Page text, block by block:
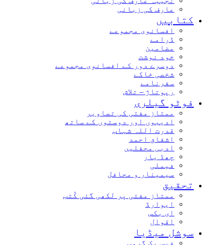
عارف کی زبانی
کتابیں
افسانوی مجموعے
ڈرامے
مضامین
خود نوشت
دوسرے دور کے افسانوی مجموعے
شخصی خاکے
سفرنامے
رپوتاژ – تلاش
فوٹو گیلری
ممتاز مفتی کی تصاویر
ادیبوں اور دوستوں کے ساتھ
قدرت اللہ شہاب
اشفاق احمد
ادبی محفلیں
چھڈ یار
فیملی
سیمینار و محافل
تحقیق
ممتاز مفتی پر لکھی گئی کُتب
ایوارڈ
ای بکس
اقوال
سوشل میڈیا
فیس بک گروپ